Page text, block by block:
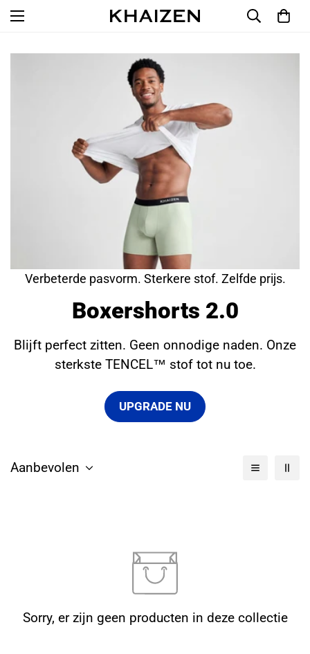
Verbeterde pasvorm. Sterkere stof. Zelfde prijs.
Boxershorts 2.0
Blijft perfect zitten. Geen onnodige naden. Onze
sterkste TENCEL™ stof tot nu toe.
UPGRADE NU
Aanbevolen
Sorry, er zijn geen producten in deze collectie